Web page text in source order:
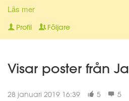
Nu för tiden är jag en av
privat meddelande om du vill ha stöd
Läs mer
Profil Följare
Visar poster från
28 januari 2019 16:39 5 5